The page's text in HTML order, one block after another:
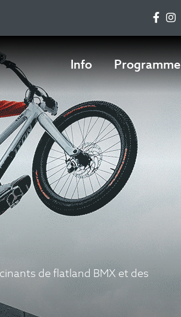
Info Programme
de flatland BMX et des